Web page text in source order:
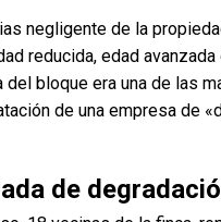
negligente de la
reducida, edad
bloque era una de las
de una empresa de
de